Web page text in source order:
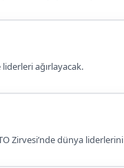
liderleri ağırlayacak.
dünya liderlerini